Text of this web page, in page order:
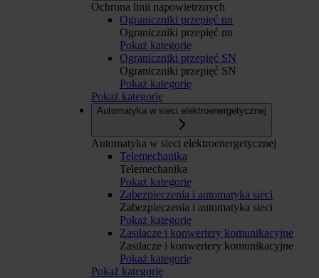
Ochrona linii napowietrznych
Ograniczniki przepięć nn
Ograniczniki przepięć nn
Pokaż kategorię
Ograniczniki przepięć SN
Ograniczniki przepięć SN
Pokaż kategorię
Pokaż kategorię
Automatyka w sieci elektroenergetycznej
Automatyka w sieci elektroenergetycznej
Telemechanika
Telemechanika
Pokaż kategorię
Zabezpieczenia i automatyka sieci
Zabezpieczenia i automatyka sieci
Pokaż kategorię
Zasilacze i konwertery komunikacyjne
Zasilacze i konwertery komunikacyjne
Pokaż kategorię
Pokaż kategorię